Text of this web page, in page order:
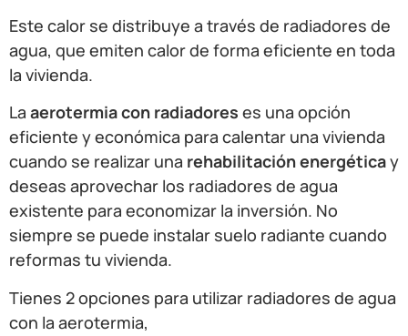
Este calor se distribuye a través de radiadores de
agua, que emiten calor de forma eficiente en toda
la vivienda.
La aerotermia con radiadores es una opción
eficiente y económica para calentar una vivienda
cuando se realizar una rehabilitación energéticay
deseas aprovechar los radiadores de agua
existente para economizar la inversión. No
siempre se puede instalar suelo radiante cuando
reformas tu vivienda.
Tienes 2 opciones para utilizar radiadores de agua
con la aerotermia,